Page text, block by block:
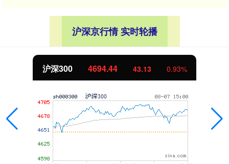
沪深京行情 实时轮播
沪深300 4694.44 43.13 0.93%